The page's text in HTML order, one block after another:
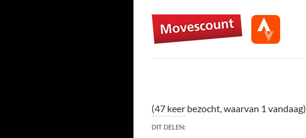
(47 keer bezocht, waarvan 1 vandaag)
DIT DELEN: